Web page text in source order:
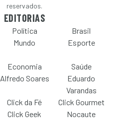
reservados.
EDITORIAS
Política
Brasil
Mundo Esporte
Economia
Saúde
Alfredo Soares
Eduardo
Varandas
Click da Fé
Click Gourmet
Click Geek Nocaute